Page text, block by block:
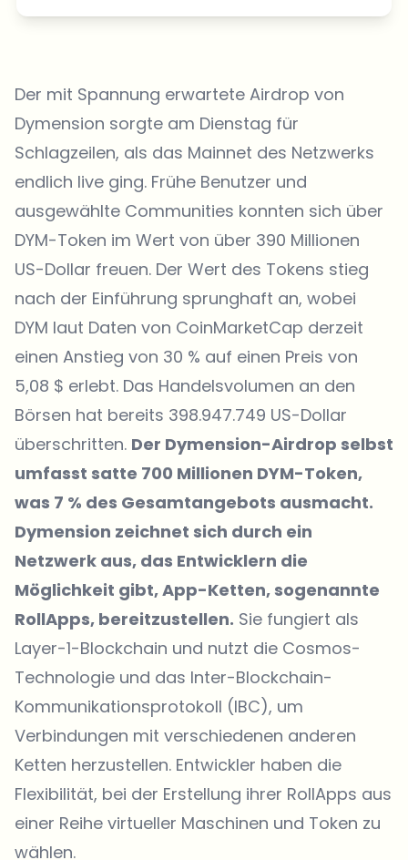
Der mit Spannung erwartete Airdrop von
Dymension sorgte am Dienstag für
Schlagzeilen, als das Mainnet des Netzwerks
endlich live ging. Frühe Benutzer und
ausgewählte Communities konnten sich über
DYM-Token im Wert von über 390 Millionen
US-Dollar freuen. Der Wert des Tokens stieg
nach der Einführung sprunghaft an, wobei
DYM laut Daten von CoinMarketCap derzeit
einen Anstieg von 30 % auf einen Preis von
5,08 $ erlebt. Das Handelsvolumen an den
Börsen hat bereits 398.947.749 US-Dollar
überschritten. Der Dymension-Airdrop selbst
umfasst satte 700 Millionen DYM-Token,
was 7 % des Gesamtangebots ausmacht.
Dymension zeichnet sich durch ein
Netzwerk aus, das Entwicklern die
Möglichkeit gibt, App-Ketten, sogenannte
RollApps, bereitzustellen. Sie fungiert als
Layer-1-Blockchain und nutzt die Cosmos-
Technologie und das Inter-Blockchain-
Kommunikationsprotokoll (IBC), um
Verbindungen mit verschiedenen anderen
Ketten herzustellen. Entwickler haben die
Flexibilität, bei der Erstellung ihrer RollApps aus
einer Reihe virtueller Maschinen und Token zu
wählen.